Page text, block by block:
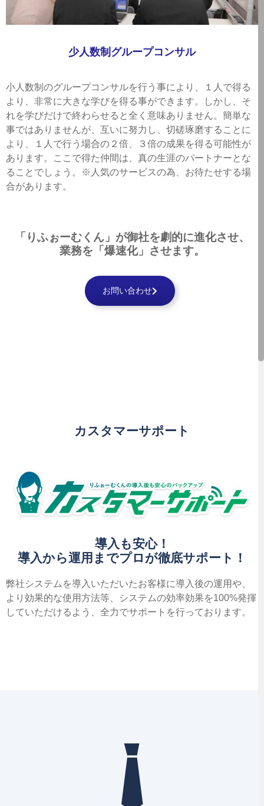
少人数制グループコンサル
小人数制のグループコンサルを行う事により、１人で得る
より、非常に大きな学びを得る事ができます。しかし、そ
れを学びだけで終わらせると全く意味ありません。簡単な
事ではありませんが、互いに努力し、切磋琢磨することに
より、１人で行う場合の２倍、３倍の成果を得る可能性が
あります。ここで得た仲間は、真の生涯のパートナーとな
ることでしょう。※人気のサービスの為、お待たせする場
合があります。
「りふぉーむくん」が御社を劇的に進化させ、
業務を 「爆速化」 させます。
お問い合わせ
カスタマーサポート
導入も安心！
導入から運用までプロが徹底サポート！
弊社システムを導入いただいたお客様に導入後の運用や、
より効果的な使用方法等、システムの効率効果を100%発揮
していただけるよう、全力でサポートを行っております。